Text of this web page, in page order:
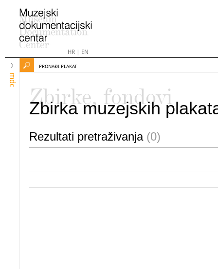
HR| EN
mdc
PRONAĐI PLAKAT
Zbirke, fondovi
Zbirka muzejskih
Rezultati pretraživanja (0)